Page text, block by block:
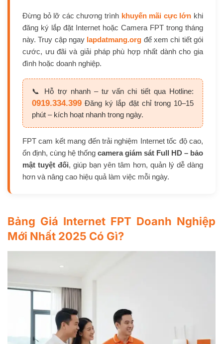
Đừng bỏ lỡ các chương trình khuyến mãi cực lớn khi
đăng ký lắp đặt Internet hoặc Camera FPT trong tháng
này. Truy cập ngay lapdatmang.org để xem chi tiết gói
cước, ưu đãi và giải pháp phù hợp nhất dành cho gia
đình hoặc doanh nghiệp.
📞 Hỗ trợ nhanh – tư vấn chi tiết qua Hotline:
0919.334.399 Đăng ký lắp đặt chỉ trong 10–15
phút – kích hoạt nhanh trong ngày.
FPT cam kết mang đến trải nghiệm Internet tốc độ cao,
ổn định, cùng hệ thống camera giám sát Full HD – bảo
mật tuyệt đối, giúp bạn yên tâm hơn, quản lý dễ dàng
hơn và nâng cao hiệu quả làm việc mỗi ngày.
Bảng Giá Internet FPT Doanh Nghiệp
Mới Nhất 2025 Có Gì?